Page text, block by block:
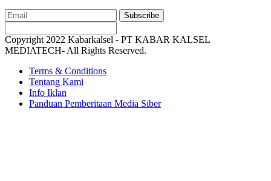
Subscribe
Copyright 2022 Kabarkalsel - PT KABAR KALSEL
MEDIATECH- All Rights Reserved.
Terms & Conditions
Tentang Kami
Info Iklan
Panduan Pemberitaan Media Siber